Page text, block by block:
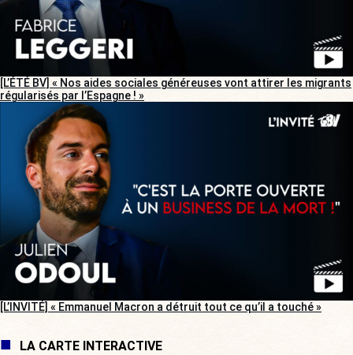
[L’ÉTÉ BV] « Nos aides sociales généreuses vont attirer les migrants
régularisés par l’Espagne ! »
[L’INVITÉ] « Emmanuel Macron a détruit tout ce qu’il a touché »
LA CARTE INTERACTIVE